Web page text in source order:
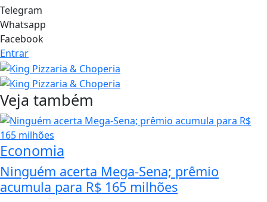
Telegram
Whatsapp
Facebook
Entrar
Veja também
Economia
Ninguém acerta Mega-Sena; prêmio
acumula para R$ 165 milhões